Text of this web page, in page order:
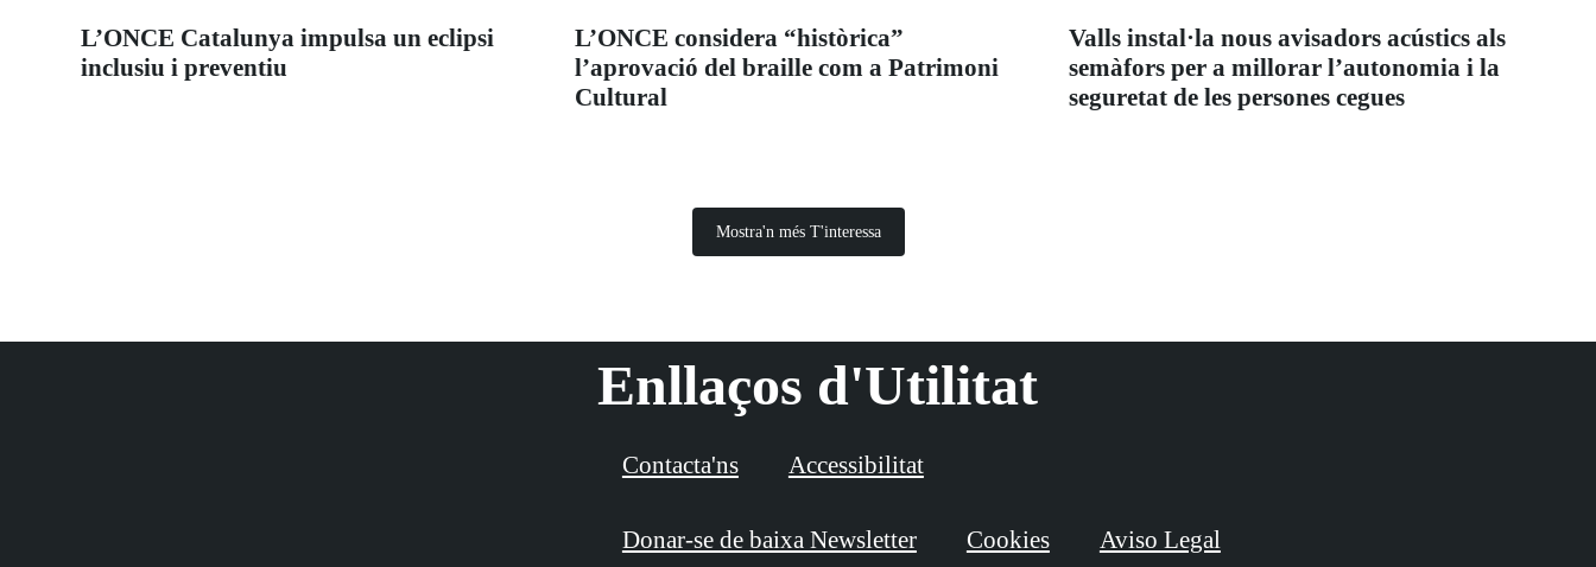
L’ONCE Catalunya impulsa un eclipsi
inclusiu i preventiu
L’ONCE considera “històrica”
l’aprovació del braille com a Patrimoni
Cultural
Valls instal·la nous avisadors acústics als
semàfors per a millorar l’autonomia i la
seguretat de les persones cegues
Mostra'n més T'interessa
Enllaços d'Utilitat
Contacta'ns Accessibilitat
Donar-se de baixa Newsletter Cookies Aviso Legal